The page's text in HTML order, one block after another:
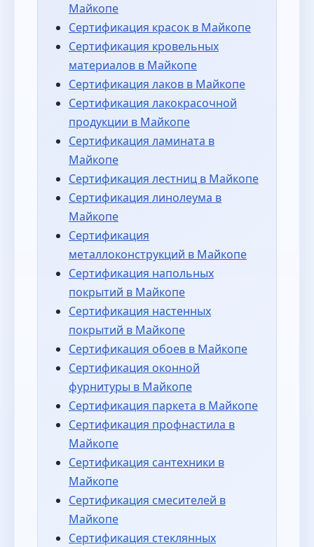
Майкопе
Сертификация красок в Майкопе
Сертификация кровельных
материалов в Майкопе
Сертификация лаков в Майкопе
Сертификация лакокрасочной
продукции в Майкопе
Сертификация ламината в
Майкопе
Сертификация лестниц в Майкопе
Сертификация линолеума в
Майкопе
Сертификация
металлоконструкций в Майкопе
Сертификация напольных
покрытий в Майкопе
Сертификация настенных
покрытий в Майкопе
Сертификация обоев в Майкопе
Сертификация оконной
фурнитуры в Майкопе
Сертификация паркета в Майкопе
Сертификация профнастила в
Майкопе
Сертификация сантехники в
Майкопе
Сертификация смесителей в
Майкопе
Сертификация стеклянных